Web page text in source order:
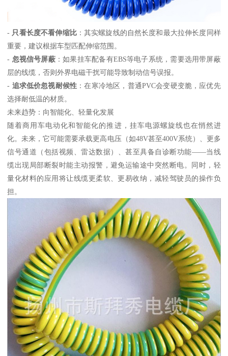
- 只看长度不看伸缩比：其实螺旋线的自然长度和最大拉伸长度同样
重要，建议根据车型匹配伸缩范围。
- 忽视信号屏蔽：如果挂车配备有EBS等电子系统，需要选用带屏蔽
层的线缆，否则外界电磁干扰可能导致制动信号误报。
- 追求低价忽视耐候性 ：在寒冷地区，普通PVC会变硬变脆，应优先
选择耐低温的材质。
未来趋势：向智能化、轻量化发展
随着商用车电动化和智能化的推进，挂车电源螺旋线也在悄然进
化。未来，它可能需要承载更高电压（如48V甚至400V系统）、更多
信号通道（包括视频、雷达数据）、甚至具备自诊断功能——当线
缆出现局部断裂时能主动报警，避免运输途中突然断电。同时，轻
量化材料的应用将让线缆更柔软、更易收纳，减轻驾驶员的操作负
担。